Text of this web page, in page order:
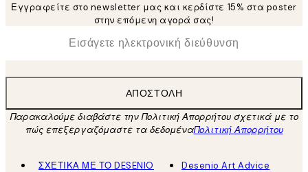
Εγγραφείτε στο newsletter μας και κερδίστε 15% στα poster
στην επόμενη αγορά σας!
Ηλεκτρονική Διεύθυνση
ΑΠΟΣΤΟΛΉ
Παρακαλούμε διαβάστε την Πολιτική Απορρήτου σχετικά με το
πώς επεξεργαζόμαστε τα δεδομέναΠολιτική Απορρήτου
ΣΧΕΤΙΚΑ ΜΕ ΤΟ DESENIO
Desenio Art Advice